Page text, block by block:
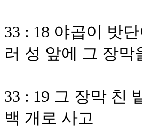
33 : 18 야곱이 밧
러 성 앞에 그 장막
33 : 19 그 장막 친
백 개로 사고